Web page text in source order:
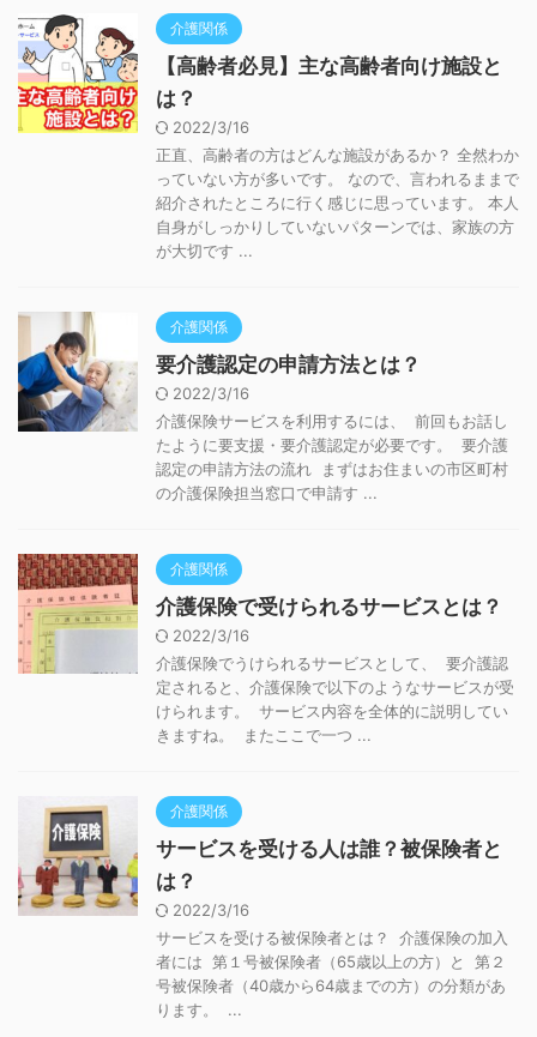
介護関係
【高齢者必見】主な高齢者向け施設と
は？
2022/3/16
正直、高齢者の方はどんな施設があるか？ 全然わか
っていない方が多いです。 なので、言われるままで
紹介されたところに行く感じに思っています。 本人
自身がしっかりしていないパターンでは、家族の方
が大切です ...
介護関係
要介護認定の申請方法とは？
2022/3/16
介護保険サービスを利用するには、 前回もお話し
たように要支援・要介護認定が必要です。 要介護
認定の申請方法の流れ まずはお住まいの市区町村
の介護保険担当窓口で申請す ...
介護関係
介護保険で受けられるサービスとは？
2022/3/16
介護保険でうけられるサービスとして、 要介護認
定されると、介護保険で以下のようなサービスが受
けられます。 サービス内容を全体的に説明してい
きますね。 またここで一つ ...
介護関係
サービスを受ける人は誰？被保険者と
は？
2022/3/16
サービスを受ける被保険者とは？ 介護保険の加入
者には 第１号被保険者（65歳以上の方）と 第２
号被保険者（40歳から64歳までの方）の分類があ
ります。 ...